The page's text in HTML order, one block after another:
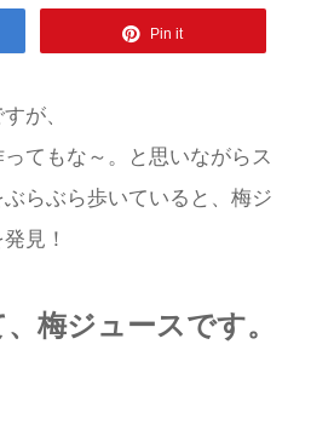
Pin it
が、
てもな～。と思いながらス
らぶら歩いていると、梅ジ
見！
梅ジュースです。